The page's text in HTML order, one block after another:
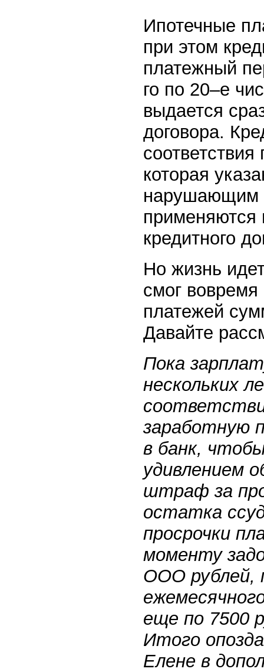
Ипотечные
при этом
платежный
го по 20–е
выдается
договора.
которая
нарушающим
кредитного
Но жизнь
смог вовремя
платежей
Давайте
Пока
нескольких
заработную
в банк,
удивлением
штраф за
остатка
просрочки
моменту
ООО рублей,
еще по 7500
Итого
Елене в